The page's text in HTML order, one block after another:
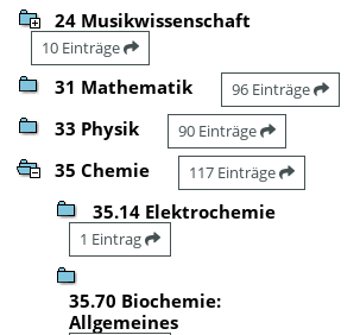
24 Musikwissenschaft
10 Einträge
31 Mathematik 96 Einträge
33 Physik 90 Einträge
35 Chemie 117 Einträge
35.14 Elektrochemie
1 Eintrag
35.70 Biochemie:
Allgemeines